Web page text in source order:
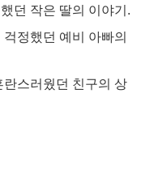
던 작은 딸의 이야기.
정했던 예비 아빠의
스러웠던 친구의 상